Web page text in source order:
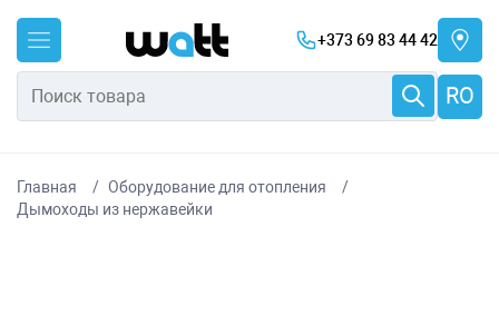
+373 69 83 44 42
RO
Главная
Оборудование для отопления
Дымоходы из нержавейки